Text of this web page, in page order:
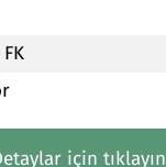
için tıklayın